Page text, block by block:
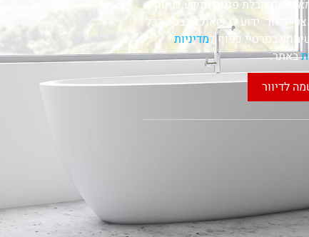
ת קבלת פניות ומידע שיווקי
דיוור. ידוע לי שאוכל לבטל בכל
בפרטיי כפוף למדיניות
באתר.
לדיוור